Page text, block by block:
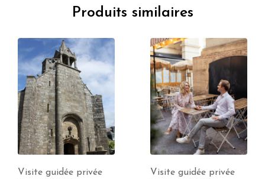
Produits similaires
Visite guidée privée
Visite guidée privée